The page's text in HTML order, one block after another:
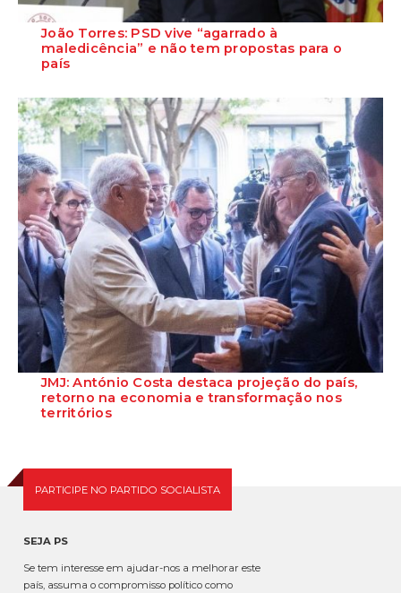
João Torres: PSD vive “agarrado à
maledicência” e não tem propostas para o
país
domingo que o PSD insista em ficar &...
JMJ: António Costa destaca projeção do país,
retorno na economia e transformação nos
territórios
PARTICIPE NO PARTIDO SOCIALISTA
SEJA PS
Se tem interesse em ajudar-nos a melhorar este
país, assuma o compromisso político como